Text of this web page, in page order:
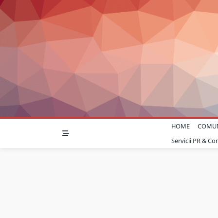
Skip
to
content
HOME
Servicii PR &